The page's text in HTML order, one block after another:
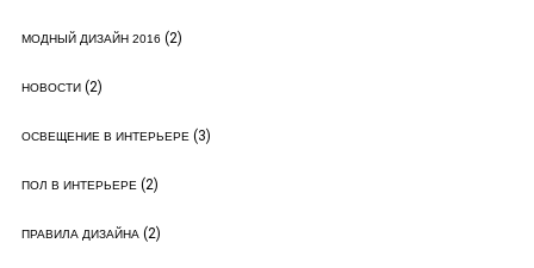
МОДНЫЙ ДИЗАЙН 2016 (2)
НОВОСТИ(2)
ОСВЕЩЕНИЕ В ИНТЕРЬЕРЕ(3)
ПОЛ В ИНТЕРЬЕРЕ(2)
ПРАВИЛА ДИЗАЙНА(2)